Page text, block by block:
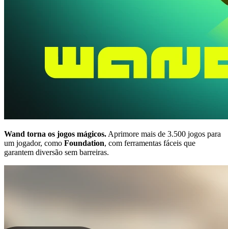
Wand torna os jogos mágicos. Aprimore mais de 3.500 jogos para
um jogador, como Foundation, com ferramentas fáceis que
garantem diversão sem barreiras.